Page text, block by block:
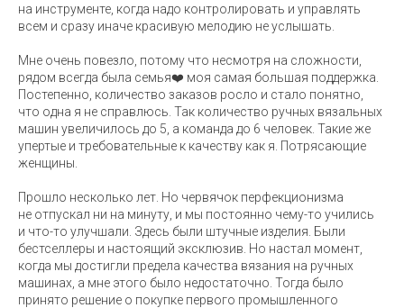
на инструменте, когда надо контролировать и управлять
всем и сразу иначе красивую мелодию не услышать.
Мне очень повезло, потому что несмотря на сложности,
рядом всегда была семья❤️ моя самая большая поддержка.
Постепенно, количество заказов росло и стало понятно,
что одна я не справлюсь. Так количество ручных вязальных
машин увеличилось до 5, а команда до 6 человек. Такие же
упертые и требовательные к качеству как я. Потрясающие
женщины.
Прошло несколько лет. Но червячок перфекционизма
не отпускал ни на минуту, и мы постоянно чему-то учились
и что-то улучшали. Здесь были штучные изделия. Были
бестселлеры и настоящий эксклюзив. Но настал момент,
когда мы достигли предела качества вязания на ручных
машинах, а мне этого было недостаточно. Тогда было
принято решение о покупке первого промышленного